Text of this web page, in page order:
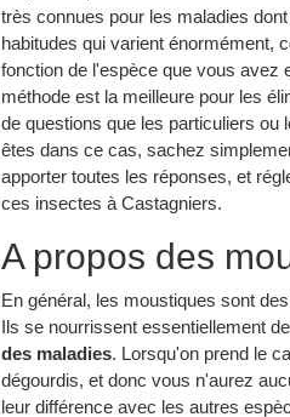
très connues pour les maladies
habitudes qui varient énormément,
fonction de l'espèce que vous avez
méthode est la meilleure pour les
de questions que les particuliers
êtes dans ce cas, sachez
apporter toutes les réponses, et
ces insectes à Castagniers.
A propos des
En général, les moustiques sont
Ils se nourrissent essentiellement
des maladies. Lorsqu'on prend le
dégourdis, et donc vous n'aurez
leur différence avec les autres